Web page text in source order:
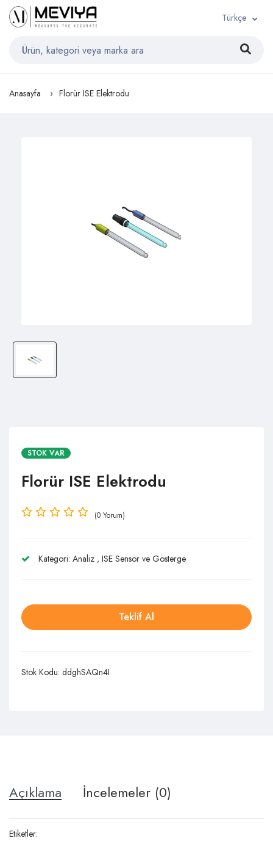
Türkçe
Anasayfa Florür ISE Elektrodu
STOK VAR
Florür ISE Elektrodu
(0 Yorum)
Kategori: Analiz , ISE Sensör ve Gösterge
Teklif Al
Stok Kodu: ddghSAQn4I
Açıklama İncelemeler (0)
Etiketler: